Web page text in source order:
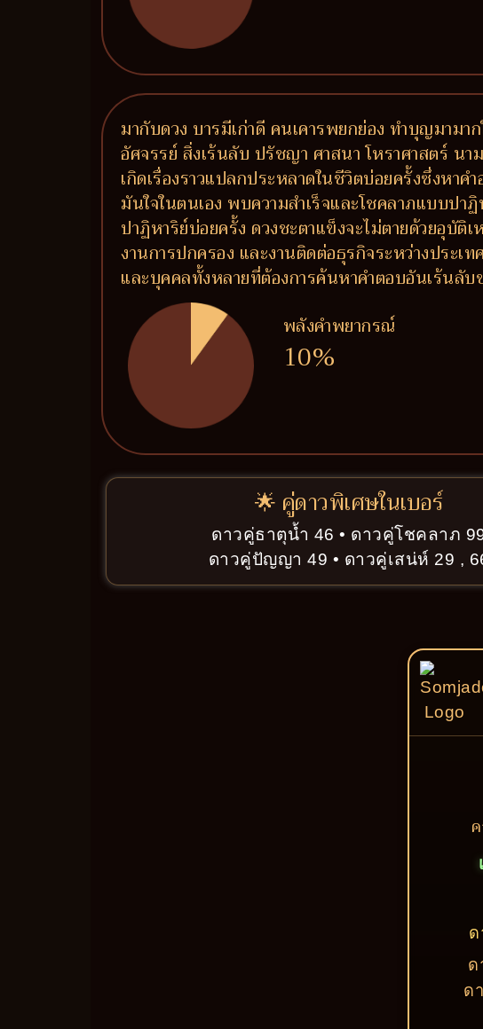
มากับดวง บารมีเก่าดี คนเคารพยกย่อง ทำบุญมามา
อัศจรรย์ สิ่งเร้นลับ ปรัชญา ศาสนา โหราศาสตร์ น
เกิดเรื่องราวแปลกประหลาดในชีวิตบ่อยครั้งซึ่งหา
มันใจในตนเอง พบความสำเร็จและโชคลาภแบบป
ปาฏิหาริย์บ่อยครั้ง ดวงชะตาแข็งจะไม่ตายด้วยอุบัติ
งานการปกครอง และงานติดต่อธุรกิจระหว่างประเ
และบุคคลทั้งหลายที่ต้องการค้นหาคำตอบอันเร้น
พลังคำพยากรณ์
10%
🌟 คู่ดาวพิเศษในเบอร์
ดาวคู่ธาตุน้ำ 46 • ดาวคู่โชคลาภ
ดาวคู่ปัญญา 49 • ดาวคู่เสน่ห์ 29 ,
ด
ด
ด